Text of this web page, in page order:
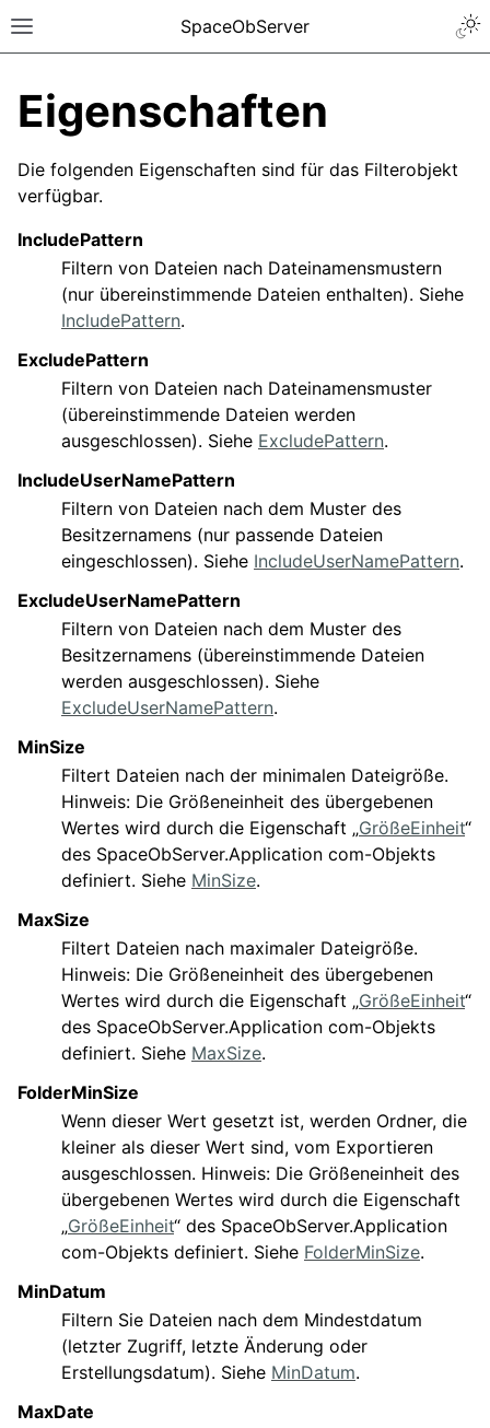
SpaceObServer
Eigenschaften
Die folgenden Eigenschaften sind für das Filterobjekt
verfügbar.
IncludePattern
Filtern von Dateien nach Dateinamensmustern
(nur übereinstimmende Dateien enthalten). Siehe
IncludePattern.
ExcludePattern
Filtern von Dateien nach Dateinamensmuster
(übereinstimmende Dateien werden
ausgeschlossen). Siehe ExcludePattern.
IncludeUserNamePattern
Filtern von Dateien nach dem Muster des
Besitzernamens (nur passende Dateien
eingeschlossen). Siehe IncludeUserNamePattern.
ExcludeUserNamePattern
Filtern von Dateien nach dem Muster des
Besitzernamens (übereinstimmende Dateien
werden ausgeschlossen). Siehe
ExcludeUserNamePattern.
MinSize
Filtert Dateien nach der minimalen Dateigröße.
Hinweis: Die Größeneinheit des übergebenen
Wertes wird durch die Eigenschaft „GrößeEinheit“
des SpaceObServer.Application com-Objekts
definiert. Siehe MinSize.
MaxSize
Filtert Dateien nach maximaler Dateigröße.
Hinweis: Die Größeneinheit des übergebenen
Wertes wird durch die Eigenschaft „GrößeEinheit“
des SpaceObServer.Application com-Objekts
definiert. Siehe MaxSize.
FolderMinSize
Wenn dieser Wert gesetzt ist, werden Ordner, die
kleiner als dieser Wert sind, vom Exportieren
ausgeschlossen. Hinweis: Die Größeneinheit des
übergebenen Wertes wird durch die Eigenschaft
„GrößeEinheit“ des SpaceObServer.Application
com-Objekts definiert. Siehe FolderMinSize.
MinDatum
Filtern Sie Dateien nach dem Mindestdatum
(letzter Zugriff, letzte Änderung oder
Erstellungsdatum). Siehe MinDatum.
MaxDate